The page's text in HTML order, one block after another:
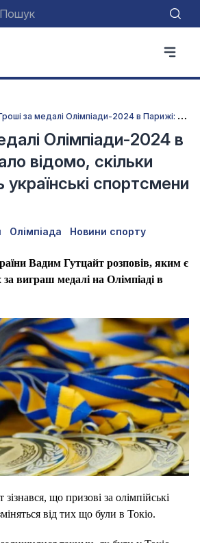
Г
роші за медалі Олімпіади-2024 в Парижі: стало відомо, скільки отримають українські спортсмени
Олімпіади-2024 в
відомо, скільки
спортсмени
Олімпіада Новини спорту
Вадим Гутцайт розповів, яким є
за виграш медалі на Олімпіаді в
що призові за олімпійські
від тих що були в Токіо.